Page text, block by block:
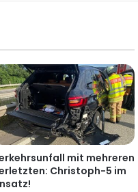
mit mehreren
Christoph-5 im